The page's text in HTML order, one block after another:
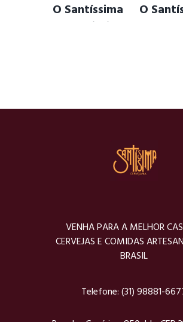
O Santíssima
Cervejaria
O
VENHA PARA A MELHOR
CERVEJAS E COMIDAS
BRASIL
Telefone:(31) 98881-